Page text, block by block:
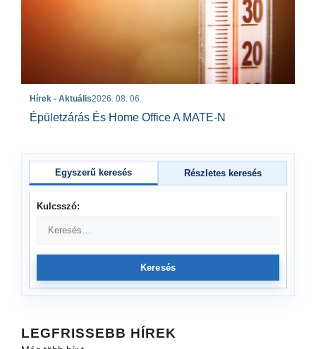
Hírek - Aktuális2026. 08. 06.
Épületzárás És Home Office A MATE-N
Egyszerű keresés Részletes keresés
Kulcsszó:
Keresés
LEGFRISSEBB HÍREK